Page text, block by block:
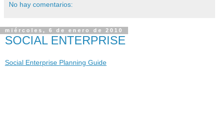
No hay comentarios:
miércoles, 6 de enero de 2010
SOCIAL ENTERPRISE
Social Enterprise Planning Guide